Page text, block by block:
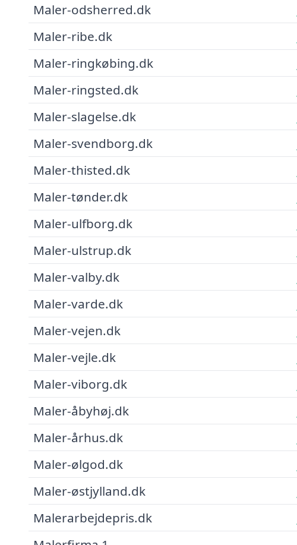
Maler-odsherred.dk
Maler-ribe.dk
Maler-ringkøbing.dk
Maler-ringsted.dk
Maler-slagelse.dk
Maler-svendborg.dk
Maler-thisted.dk
Maler-tønder.dk
Maler-ulfborg.dk
Maler-ulstrup.dk
Maler-valby.dk
Maler-varde.dk
Maler-vejen.dk
Maler-vejle.dk
Maler-viborg.dk
Maler-åbyhøj.dk
Maler-århus.dk
Maler-ølgod.dk
Maler-østjylland.dk
Malerarbejdepris.dk